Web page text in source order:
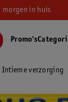
morgen in huis
Promo's
Intieme verzorging